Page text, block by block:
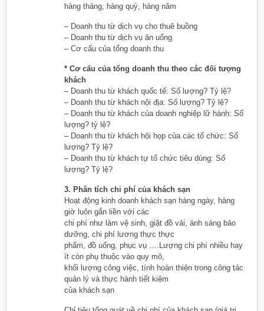
hàng tháng, hàng quý, hàng năm
– Doanh thu từ dịch vụ cho thuê buồng
– Doanh thu từ dịch vụ ăn uống
– Cơ cấu của tổng doanh thu
* Cơ cấu của tổng doanh thu theo các đối tượng
khách
– Doanh thu từ khách quốc tế: Số lượng? Tỷ lệ?
– Doanh thu từ khách nội địa: Số lượng? Tỷ lệ?
– Doanh thu từ khách của doanh nghiệp lữ hành: Số
lượng? tỷ lệ?
– Doanh thu từ khách hội họp của các tổ chức: Số
lượng? Tỷ lệ?
– Doanh thu từ khách tự tổ chức tiêu dùng: Số
lượng? Tỷ lệ?
3. Phân tích chi phí của khách sạn
Hoạt động kinh doanh khách sạn hàng ngày, hàng
giờ luôn gắn liền với các
chi phí như làm vệ sinh, giặt đồ vải, ánh sáng bảo
dưỡng, chi phí lương thực thực
phẩm, đồ uống, phục vụ ….Lượng chi phí nhiều hay
ít còn phụ thuộc vào quy mô,
khối lượng công việc, tính hoàn thiện trong công tác
quản lý và thực hành tiết kiệm
của khách sạn